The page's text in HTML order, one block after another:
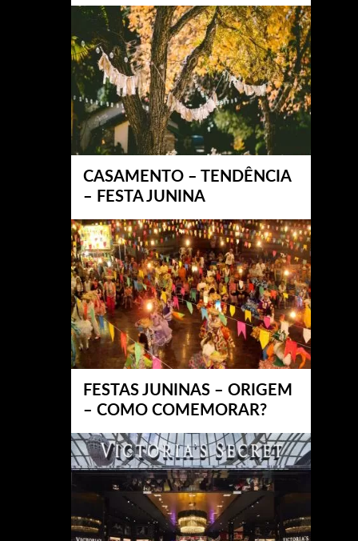
CASAMENTO – TENDÊNCIA
– FESTA JUNINA
FESTAS JUNINAS – ORIGEM
– COMO COMEMORAR?